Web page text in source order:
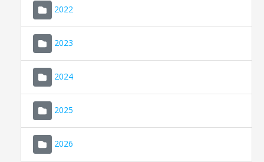
2022
2023
2024
2025
2026